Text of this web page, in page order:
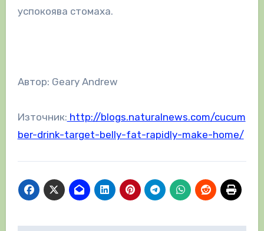
успокоява стомаха.
Автор: Geary Andrew
Източник: http://blogs.naturalnews.com/cucum
ber-drink-target-belly-fat-rapidly-make-home/